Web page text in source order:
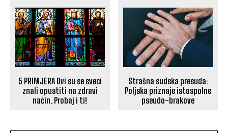
5 PRIMJERA Ovi su se sveci
znali opustiti na zdravi
način. Probaj i ti!
Strašna sudska presuda:
Poljska priznaje istospolne
pseudo-brakove